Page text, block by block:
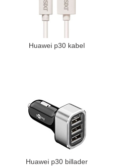
Huawei p30 kabel
Huawei p30 billader